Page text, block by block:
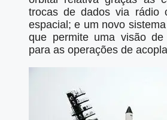
trocas de dados via rádio
espacial; e um novo
que permite uma visão de
para as operações de